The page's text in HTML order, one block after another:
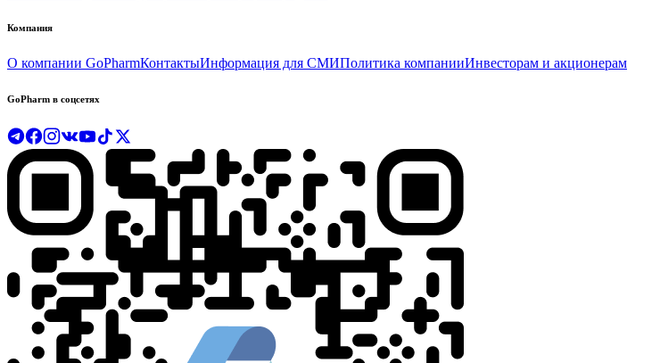
Компания
О компании GoPharmКонтактыИнформация для СМИПолитика компанииИнвесторам и акционерам
GoPharm в соцсетях